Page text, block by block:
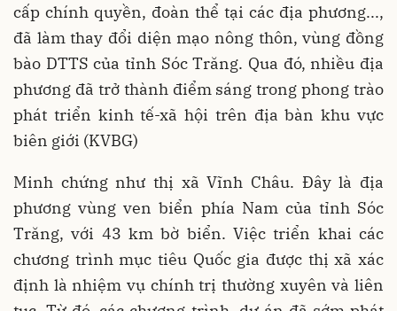
cấp chính quyền, đoàn thể tại các địa phương...,
đã làm thay đổi diện mạo nông thôn, vùng đồng
bào DTTS của tỉnh Sóc Trăng. Qua đó, nhiều địa
phương đã trở thành điểm sáng trong phong trào
phát triển kinh tế-xã hội trên địa bàn khu vực
biên giới (KVBG)
Minh chứng như thị xã Vĩnh Châu. Đây là địa
phương vùng ven biển phía Nam của tỉnh Sóc
Trăng, với 43 km bờ biển. Việc triển khai các
chương trình mục tiêu Quốc gia được thị xã xác
định là nhiệm vụ chính trị thường xuyên và liên